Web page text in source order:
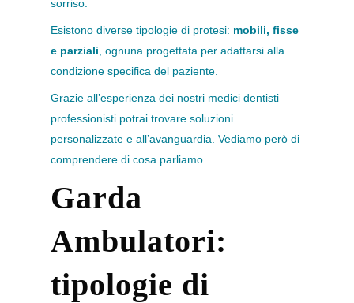
sorriso.
Esistono diverse tipologie di protesi: mobili, fisse
e parziali , ognuna progettata per adattarsi alla
condizione specifica del paziente.
Grazie all’esperienza dei nostri medici dentisti
professionisti potrai trovare soluzioni
personalizzate e all’avanguardia. Vediamo però di
comprendere di cosa parliamo.
Garda
Ambulatori:
tipologie di